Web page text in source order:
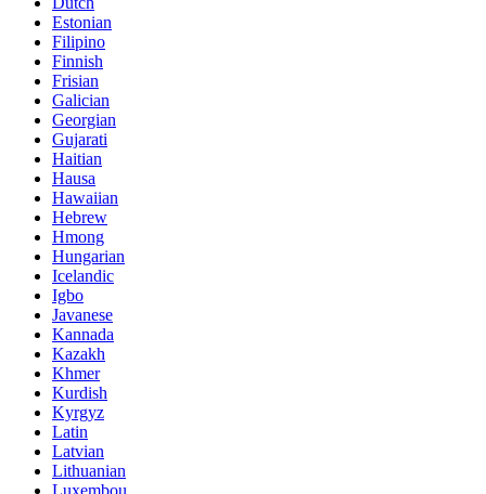
Estonian
Filipino
Finnish
Frisian
Galician
Georgian
Gujarati
Haitian
Hausa
Hawaiian
Hebrew
Hmong
Hungarian
Icelandic
Igbo
Javanese
Kannada
Kazakh
Khmer
Kurdish
Kyrgyz
Latin
Latvian
Lithuanian